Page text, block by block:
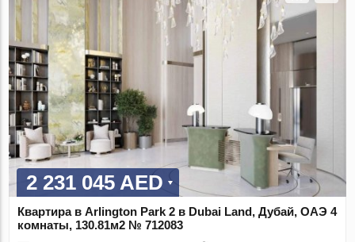
2 231 045 AED
Квартира в Arlington Park 2 в Dubai Land, Дубай, ОАЭ 4
комнаты, 130.81м2 № 712083